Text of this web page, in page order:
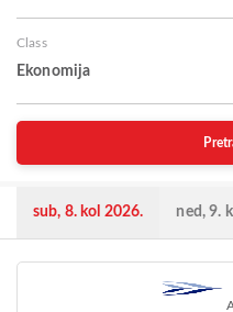
Class
Ekonomija
sub, 8. kol 2026. ned, 9.